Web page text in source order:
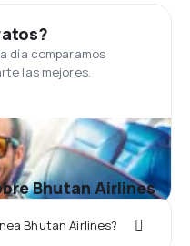
día comparamos
las mejores.
Bhutan Airlines
Bhutan Airlines?